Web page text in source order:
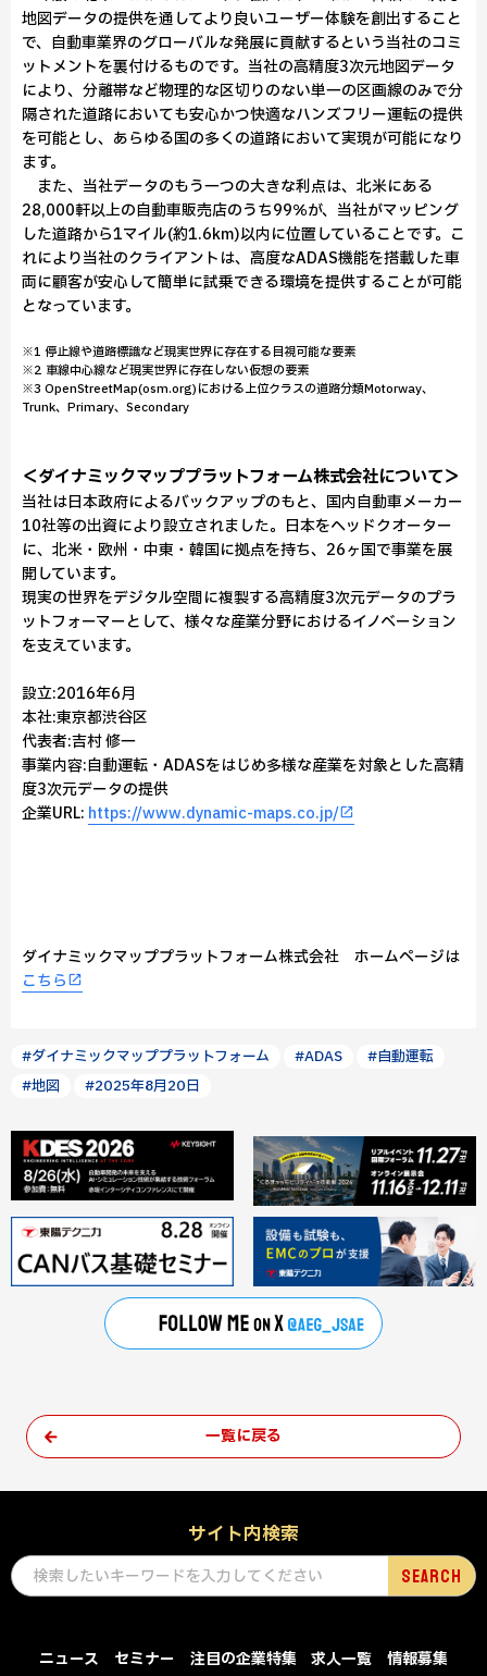
地図データの提供を通してより良いユーザー体験を創出すること
で、自動車業界のグローバルな発展に貢献するという当社のコミ
ットメントを裏付けるものです。当社の高精度3次元地図データ
により、分離帯など物理的な区切りのない単一の区画線のみで分
隔された道路においても安心かつ快適なハンズフリー運転の提供
を可能とし、あらゆる国の多くの道路において実現が可能になり
ます。
また、当社データのもう一つの大きな利点は、北米にある
28,000軒以上の自動車販売店のうち99％が、当社がマッピング
した道路から1マイル(約1.6km)以内に位置していることです。こ
れにより当社のクライアントは、高度なADAS機能を搭載した車
両に顧客が安心して簡単に試乗できる環境を提供することが可能
となっています。
※1 停止線や道路標識など現実世界に存在する目視可能な要素
※2 車線中心線など現実世界に存在しない仮想の要素
※3 OpenStreetMap(osm.org)における上位クラスの道路分類Motorway、
Trunk、Primary、Secondary
＜ダイナミックマッププラットフォーム株式会社について＞
当社は日本政府によるバックアップのもと、国内自動車メーカー
10社等の出資により設立されました。日本をヘッドクオーター
に、北米・欧州・中東・韓国に拠点を持ち、26ヶ国で事業を展
開しています。
現実の世界をデジタル空間に複製する高精度3次元データのプラ
ットフォーマーとして、様々な産業分野におけるイノベーション
を支えています。
設立:2016年6月
本社:東京都渋谷区
代表者:吉村 修一
事業内容:自動運転・ADASをはじめ多様な産業を対象とした高精
度3次元データの提供
企業URL: https://www.dynamic-maps.co.jp/
ダイナミックマッププラットフォーム株式会社 ホームページは
こちら
#ダイナミックマッププラットフォーム #ADAS
#自動運転
#地図
#2025年8月20日
一覧に戻る
サイト内検索
ニュース セミナー 注目の企業特集 求人一覧 情報募集